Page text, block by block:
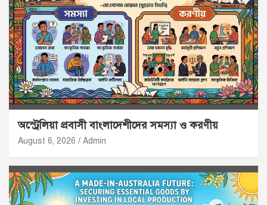
অস্ট্রেলিয়া প্রবাসী বাংলাদেশীদের সমস্যা ও করণীয়
August 6, 2026 Admin